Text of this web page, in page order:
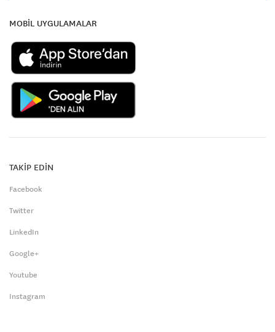
MOBİL UYGULAMALAR
TAKİP EDİN
Facebook
Twitter
LinkedIn
Google+
Youtube
Instagram